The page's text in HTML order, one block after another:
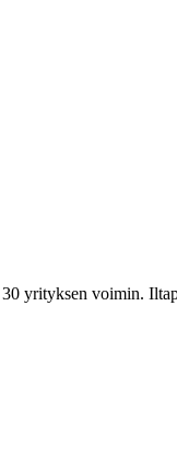
yrityksen voimin.